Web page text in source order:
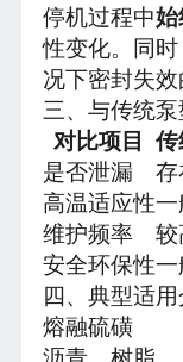
停机过程中始
性变化。同
况下密封失效
三、与传统
对比项目
传
是否泄漏
存
高温适应性一
维护频率
较
安全环保性一
四、典型适
熔融硫磺